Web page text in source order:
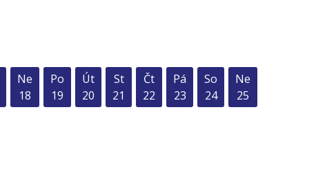
Ne
18
Po
19
Út
20
St
21
Čt
22
Pá
23
So
24
Ne
25